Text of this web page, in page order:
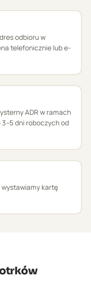
odbioru w
telefonicznie lub e-
ADR w ramach
dni roboczych od
wystawiamy kartę